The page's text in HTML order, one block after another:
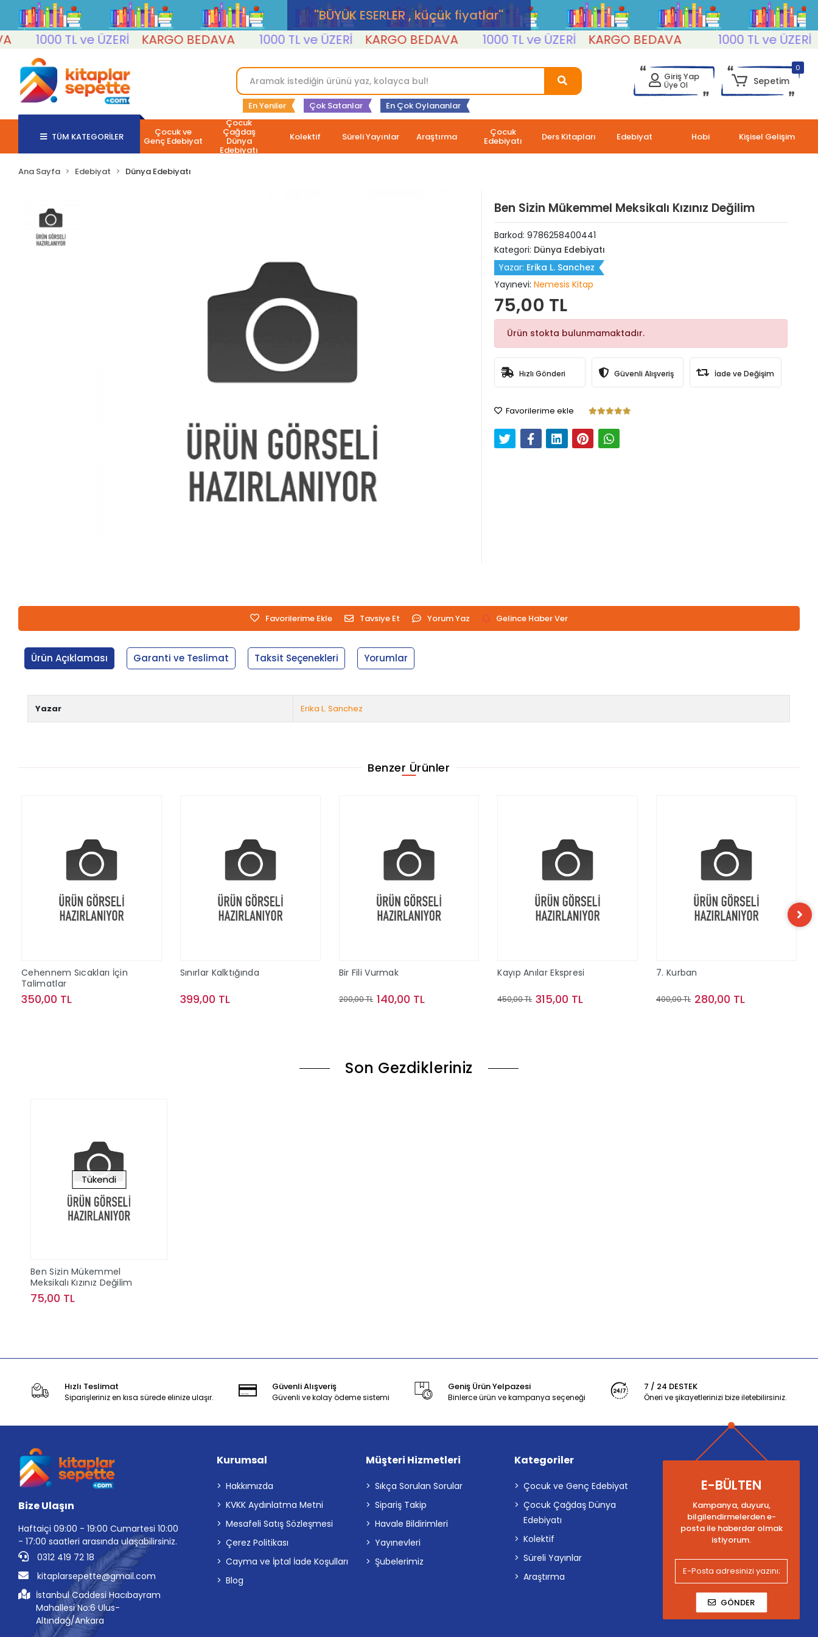
''BÜYÜK ESERLER , küçük fiyatlar''
1000 TL ve ÜZERİ
KARGO BEDAVA 1000 TL ve ÜZERİ KARGO BEDAVA 1000 TL ve ÜZERİ KARGO BEDAVA 1000 TL ve ÜZERİ
En Yeniler Çok Satanlar En Çok Oylananlar
Giriş Yap
Üye Ol
0
Sepetim
TÜM KATEGORİLER Çocuk ve
Genç Edebiyat
Çocuk
Çağdaş
Dünya
Edebiyatı
Kolektif Süreli Yayınlar Araştırma Çocuk
Edebiyatı Ders Kitapları Edebiyat Hobi Kişisel Gelişim
Ana Sayfa Edebiyat Dünya Edebiyatı
Ben Sizin Mükemmel Meksikalı Kızınız Değilim
Barkod: 9786258400441
Kategori: Dünya Edebiyatı
Yazar: Erika L. Sanchez
Yayınevi: Nemesis Kitap
75,00 TL
Ürün stokta bulunmamaktadır.
Hızlı Gönderi Güvenli Alışveriş İade ve Değişim
Favorilerime ekle
Favorilerime Ekle Tavsiye Et Yorum Yaz Gelince Haber Ver
Ürün Açıklaması Garanti ve Teslimat Taksit Seçenekleri Yorumlar
Yazar Erika L. Sanchez
Benzer Ürünler
Cehennem Sıcakları İçin
Talimatlar
350,00 TL
Sınırlar Kalktığında
399,00 TL
Bir Fili Vurmak
200,00 TL 140,00 TL
Kayıp Anılar Ekspresi
450,00 TL 315,00 TL
7. Kurban
400,00 TL 280,00 TL
Son Gezdikleriniz
Tükendi
Ben Sizin Mükemmel
Meksikalı Kızınız Değilim
75,00 TL
Hızlı Teslimat
Siparişleriniz en kısa sürede elinize ulaşır.
Güvenli Alışveriş
Güvenli ve kolay ödeme sistemi
Geniş Ürün Yelpazesi
Binlerce ürün ve kampanya seçeneği
7 / 24 DESTEK
Öneri ve şikayetlerinizi bize iletebilirsiniz.
Bize Ulaşın
Haftaiçi 09:00 - 19:00 Cumartesi 10:00
- 17:00 saatleri arasında ulaşabilirsiniz.
0312 419 72 18
kitaplarsepette@gmail.com
İstanbul Caddesi Hacıbayram
Mahallesi No:6 Ulus-
Altındağ/Ankara
Kurumsal
Hakkımızda
KVKK Aydınlatma Metni
Mesafeli Satış Sözleşmesi
Çerez Politikası
Cayma ve İptal İade Koşulları
Blog
Müşteri Hizmetleri
Sıkça Sorulan Sorular
Sipariş Takip
Havale Bildirimleri
Yayınevleri
Şubelerimiz
Kategoriler
Çocuk ve Genç Edebiyat
Çocuk Çağdaş Dünya
Edebiyatı
Kolektif
Süreli Yayınlar
Araştırma
E-BÜLTEN
Kampanya, duyuru,
bilgilendirmelerden e-
posta ile haberdar olmak
istiyorum.
GÖNDER